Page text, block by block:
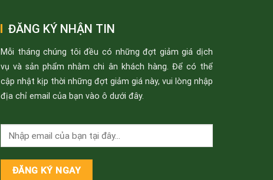
ĐĂNG KÝ NHẬN TIN
Mỗi tháng chúng tôi đều có những đợt giảm giá dịch
vụ và sản phẩm nhằm chi ân khách hàng. Để có thể
cập nhật kịp thời những đợt giảm giá này, vui lòng nhập
địa chỉ email của bạn vào ô dưới đây.